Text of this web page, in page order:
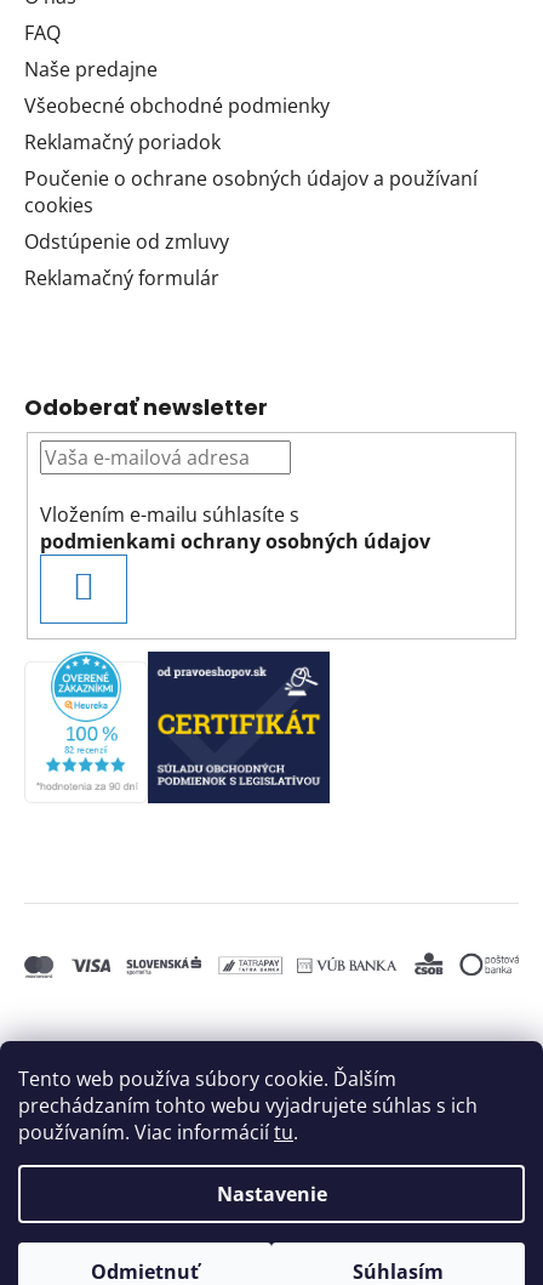
Tento web používa súbory cookie. Ďalším
prechádzaním tohto webu vyjadrujete súhlas s ich
používaním. Viac informáciítu.
Nastavenie
Odmietnuť Súhlasím
FAQ
Naše predajne
Všeobecné obchodné podmienky
Reklamačný poriadok
Poučenie o ochrane osobných údajov a používaní
cookies
Odstúpenie od zmluvy
Reklamačný formulár
Odoberať newsletter
Vložením e-mailu súhlasíte s
podmienkami ochrany osobných údajov
SA
Vytvoril Shoptet a
Adatelier
Copyright 2026BIELE MORE, s.r.o.. Všetky práva